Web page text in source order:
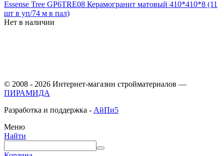
Essense Tree GP6TRE08 Керамогранит матовый 410*410*8 (11
шт в уп/74 м в пал)
Нет в наличии
© 2008 - 2026 Интернет-магазин стройматериалов —
ПИРАМИДА
Разработка и поддержка - АйПи5
Меню
Найти